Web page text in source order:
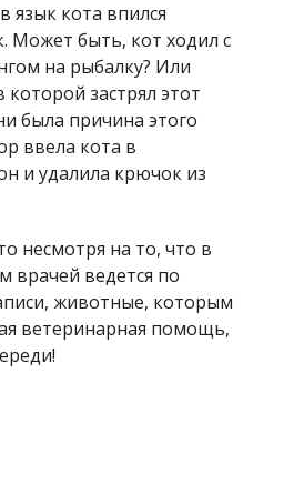
язык кота впился
Может быть, кот ходил с
на рыбалку? Или
застрял этот
была причина этого
ввела кота в
и удалила крючок из
несмотря на то, что в
врачей ведется по
животные, которым
ветеринарная помощь,